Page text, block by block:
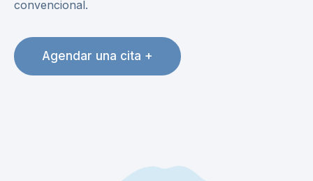
convencional.
Agendar una cita +